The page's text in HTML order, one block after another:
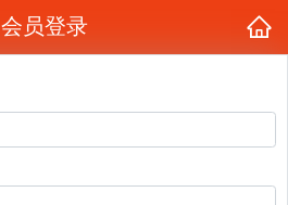
会员登录